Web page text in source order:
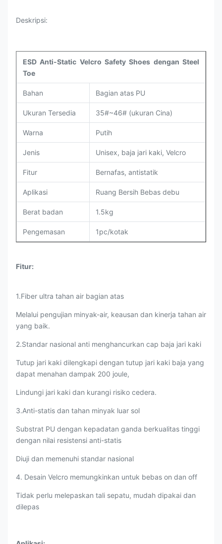
Deskripsi:
ESD Anti-Static Velcro Safety Shoes dengan Steel
Toe
Bahan Bagian atas PU
Ukuran Tersedia 35#~46# (ukuran Cina)
Warna Putih
Jenis Unisex, baja jari kaki, Velcro
Fitur Bernafas, antistatik
Aplikasi Ruang Bersih Bebas debu
Berat badan 1.5kg
Pengemasan 1pc/kotak
Fitur:
1.Fiber ultra tahan air bagian atas
Melalui pengujian minyak-air, keausan dan kinerja tahan air
yang baik.
2.Standar nasional anti menghancurkan cap baja jari kaki
Tutup jari kaki dilengkapi dengan tutup jari kaki baja yang
dapat menahan dampak 200 joule,
Lindungi jari kaki dan kurangi risiko cedera.
3.Anti-statis dan tahan minyak luar sol
Substrat PU dengan kepadatan ganda berkualitas tinggi
dengan nilai resistensi anti-statis
Diuji dan memenuhi standar nasional
4. Desain Velcro memungkinkan untuk bebas on dan off
Tidak perlu melepaskan tali sepatu, mudah dipakai dan
dilepas